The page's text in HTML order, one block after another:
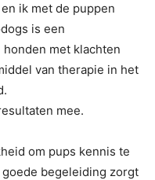
ik met de puppen
is een
met klachten
van therapie in het
mee.
om pups kennis te
goede begeleiding zorgt